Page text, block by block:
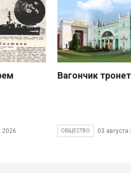
2026
Вагончик
ОБЩЕСТВО 03 августа